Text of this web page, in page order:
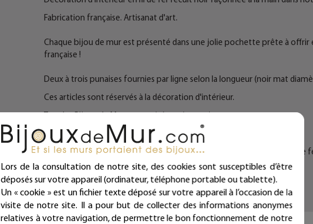
Fabrication française. Artisanat d'art.
Chaque bijou de mur est présenté dans une jolie pochette prête à
française !
Deux à trois punaises fournies par ligne selon la longueur (noir mat
Ces articles sont réservés à la décoration d'intérieur.
Tous les Bijoux de Mur sont traités anticorrosion.
Les commandes sont expédiées sous deux jours ouvrés.
Mieux qu'un sticker ou un autocollant, nos décorations murales en fil
intemporelles et repositionnables à l'infini !
Bijoux de mur, et si les murs portaient des bijoux...
Lors de la consultation de notre site, des cookies sont susceptibles d’être
déposés sur votre appareil (ordinateur, téléphone portable ou tablette).
Un « cookie » est un fichier texte déposé sur votre appareil à l’occasion de la
visite de notre site. Il a pour but de collecter des informations anonymes
relatives à votre navigation, de permettre le bon fonctionnement de notre